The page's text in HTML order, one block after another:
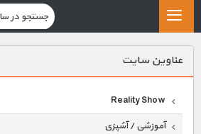
عناوين سايت
Reality Show
آموزشی / آشپزی